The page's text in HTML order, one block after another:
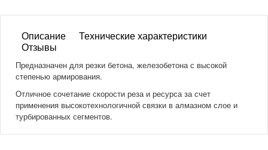
Описание
Технические характеристики
Отзывы
Предназначен для резки бетона, железобетона с высокой
степенью армирования.
Отличное сочетание скорости реза и ресурса за счет
применения высокотехнологичной связки в алмазном слое и
турбированных сегментов.